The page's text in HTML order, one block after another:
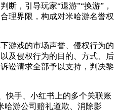
断，引导玩家“退游”“换游”，
理界限，构成对米哈游名誉权
游戏的市场声誉、侵权行为的
及侵权行为的目的、方式、后
讼请求全部予以支持，判决黎
快手、小红书上的多个关联账
哈游公司赔礼道歉、消除影